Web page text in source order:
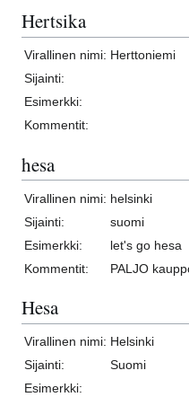
Hertsika
Virallinen nimi: Herttoniemi
Sijainti:
Esimerkki:
Kommentit:
hesa
Virallinen nimi: helsinki
Sijainti:
suomi
Esimerkki:
let's go hesa
Kommentit:
PALJO
Hesa
Virallinen nimi: Helsinki
Sijainti:
Suomi
Esimerkki: